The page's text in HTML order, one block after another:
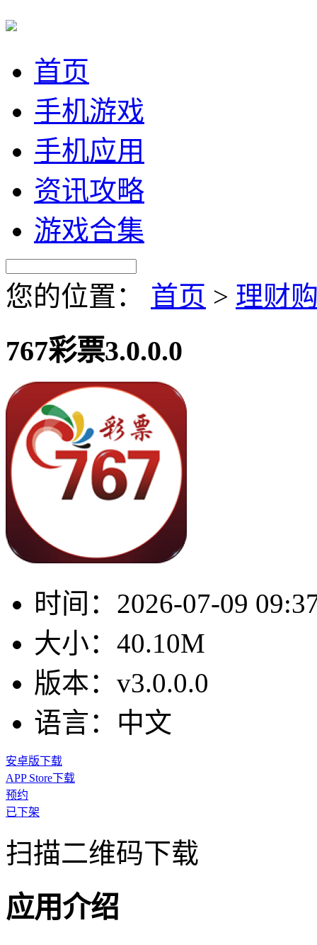
首页
手机游戏
手机应用
资讯攻略
游戏合集
您的位置： 首页 > 理财
767彩票3.0.0.0
时间： 2026-07-09
大小： 40.10M
版本： v3.0.0.0
语言： 中文
安卓版下载
APP Store下载
预约
已下架
扫描二维码下载
应用介绍